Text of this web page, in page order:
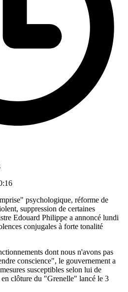
psychologique, réforme de
suppression de certaines
Edouard Philippe a annoncé lundi
conjugales à forte tonalité
dont nous n'avons pas
conscience", le gouvernement a
susceptibles selon lui de
clôture du "Grenelle" lancé le 3